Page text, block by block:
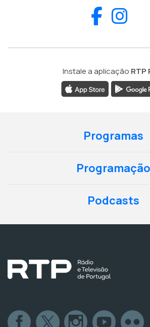
Instale a aplicação RTP
Programas
Programação
Podcasts